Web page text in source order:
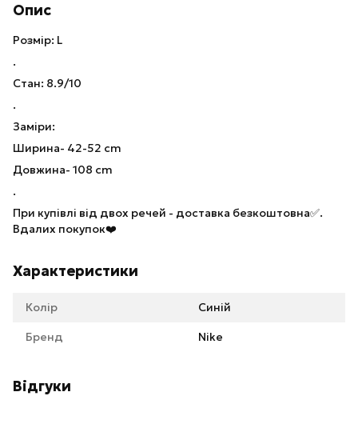
Опис
Розмір: L
.
Стан: 8.9/10
.
Заміри:
Ширина- 42-52 cm
Довжина- 108 cm
.
При купівлі від двох речей - доставка безкоштовна✅.
Вдалих покупок❤️
Характеристики
Колір Синій
Бренд Nike
Відгуки